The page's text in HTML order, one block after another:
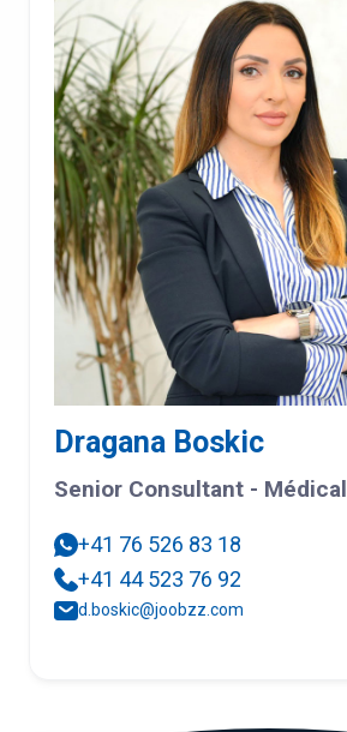
Dragana Boskic
Senior Consultant - Médical
+41 76 526 83 18
+41 44 523 76 92
d.boskic@joobzz.com